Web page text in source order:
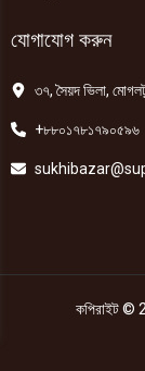
যোগাযোগ করুন
৩৭, সৈয়দ ভিলা,
+৮৮০১৭৮১৭৯০৫৯৬
কপিরাইট ©